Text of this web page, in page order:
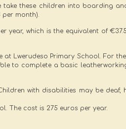
these children into boarding
month).
which is the equivalent of
Lwerudeso Primary School. For
to complete a basic
with disabilities may be deaf,
The cost is 275 euros per year.